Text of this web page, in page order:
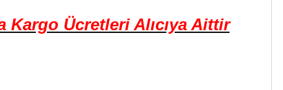
Kargo Ücretleri Alıcıya Aittir